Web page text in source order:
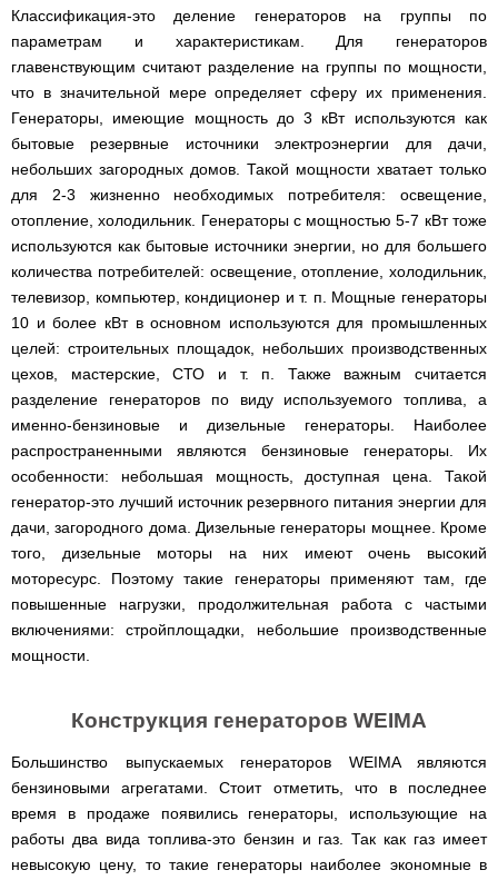
Классификация-это деление генераторов на группы по
параметрам и характеристикам. Для генераторов
главенствующим считают разделение на группы по мощности,
что в значительной мере определяет сферу их применения.
Генераторы, имеющие мощность до 3 кВт используются как
бытовые резервные источники электроэнергии для дачи,
небольших загородных домов. Такой мощности хватает только
для 2-3 жизненно необходимых потребителя: освещение,
отопление, холодильник. Генераторы с мощностью 5-7 кВт тоже
используются как бытовые источники энергии, но для большего
количества потребителей: освещение, отопление, холодильник,
телевизор, компьютер, кондиционер и т. п. Мощные генераторы
10 и более кВт в основном используются для промышленных
целей: строительных площадок, небольших производственных
цехов, мастерские, СТО и т. п. Также важным считается
разделение генераторов по виду используемого топлива, а
именно-бензиновые и дизельные генераторы. Наиболее
распространенными являются бензиновые генераторы. Их
особенности: небольшая мощность, доступная цена. Такой
генератор-это лучший источник резервного питания энергии для
дачи, загородного дома. Дизельные генераторы мощнее. Кроме
того, дизельные моторы на них имеют очень высокий
моторесурс. Поэтому такие генераторы применяют там, где
повышенные нагрузки, продолжительная работа с частыми
включениями: стройплощадки, небольшие производственные
мощности.
Конструкция генераторов WEIMA
Большинство выпускаемых генераторов WEIMA являются
бензиновыми агрегатами. Стоит отметить, что в последнее
время в продаже появились генераторы, использующие на
работы два вида топлива-это бензин и газ. Так как газ имеет
невысокую цену, то такие генераторы наиболее экономные в